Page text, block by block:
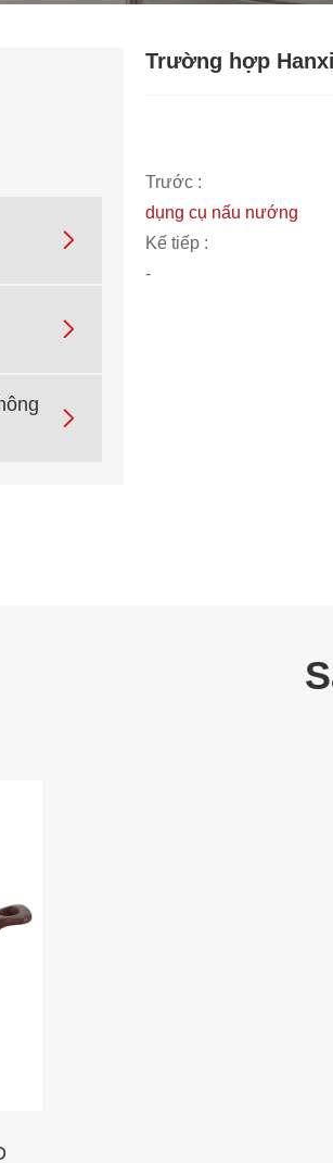



Trường hợp
Trước :
dụng cụ nấu nướng
Kế tiếp :
-